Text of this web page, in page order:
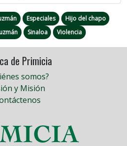
Especiales
Hijo del chapo
Sinaloa Violencia
de Primicia
somos?
y Misión